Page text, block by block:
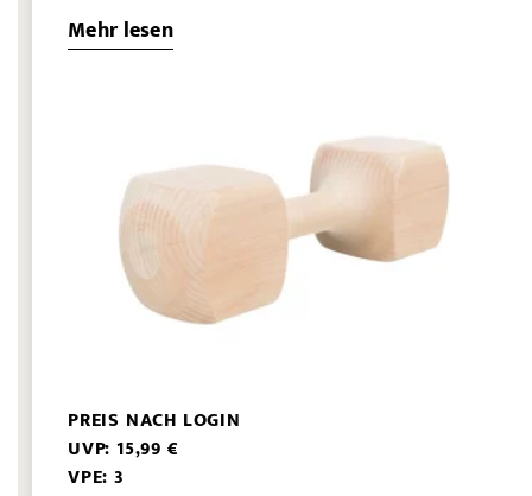
Mehr lesen
PREIS NACH LOGIN
UVP: 15,99 €
VPE: 3